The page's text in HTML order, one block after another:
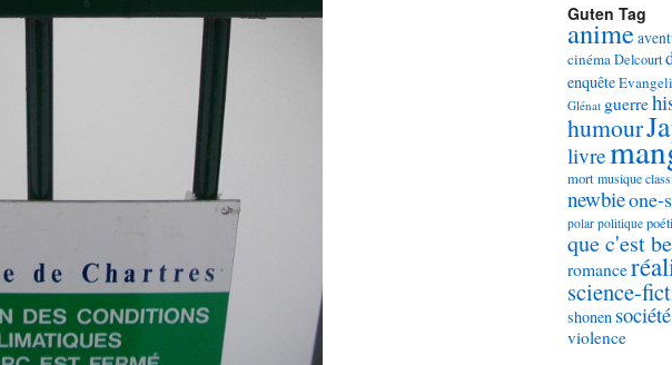
Guten Tag
anime
cinémaDelcourt
enquête
Glénat guerre
humour
livre
mortmusique
newbieone-
polar politique
que c'est
romance
science-
shonen société
violence